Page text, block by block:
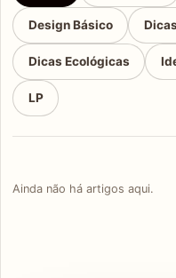
Design Básico
Dicas Ecológicas
LP
Ainda não há artigos aqui.